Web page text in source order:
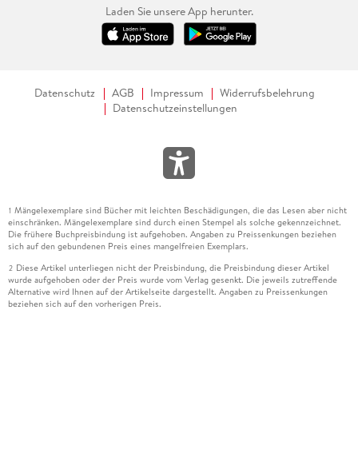
Laden Sie unsere App herunter.
Datenschutz AGB Impressum
Widerrufsbelehrung
Datenschutzeinstellungen
1 Mängelexemplare sind Bücher mit leichten Beschädigungen, die das Lesen aber nicht
einschränken. Mängelexemplare sind durch einen Stempel als solche gekennzeichnet.
Die frühere Buchpreisbindung ist aufgehoben. Angaben zu Preissenkungen beziehen
sich auf den gebundenen Preis eines mangelfreien Exemplars.
2 Diese Artikel unterliegen nicht der Preisbindung, die Preisbindung dieser Artikel
wurde aufgehoben oder der Preis wurde vom Verlag gesenkt. Die jeweils zutreffende
Alternative wird Ihnen auf der Artikelseite dargestellt. Angaben zu Preissenkungen
beziehen sich auf den vorherigen Preis.